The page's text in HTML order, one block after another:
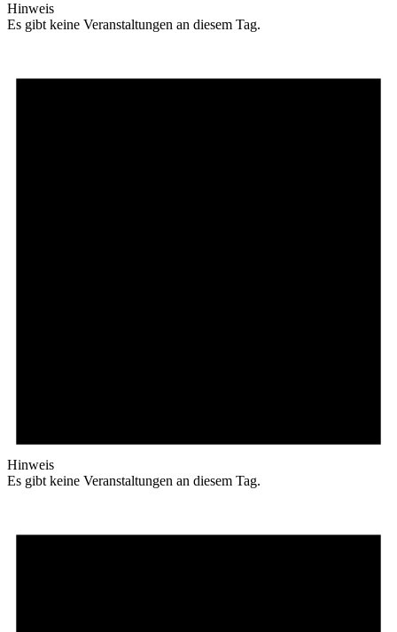
Hinweis
Es gibt keine Veranstaltungen an diesem Tag.
Hinweis
Es gibt keine Veranstaltungen an diesem Tag.